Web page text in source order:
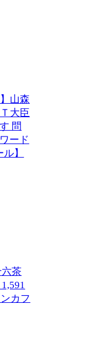
山森
大臣
問
ード
】
六茶
カフ